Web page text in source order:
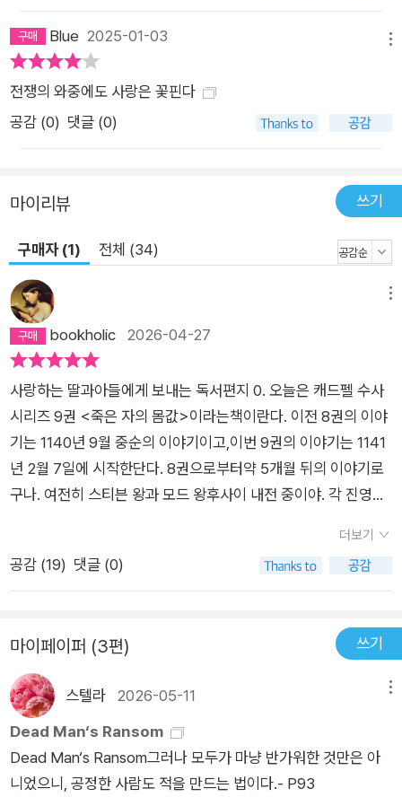
연 그를 거기까지 내몬 옆 사람들과 세상에는 죄가 없는 것일까?
참회한 죄인이 우정과 사랑을 위해 몸을 던졌을지라도 목숨의 대
가는 목숨으로 갚아야 하는가? 한 생명을 떠나보내야만 세상이
더 정의로워지는가? 『죽은 자의 몸값』은 전쟁 속에서도 인간의
존엄성과 사랑이 어떻게 유지될 수 있는지를 질문하는 작품이다.
12세기 잉글랜드는 왕위 계승 문제로 인해 내전 상태에 있었고,
스 피터스는 이러한 역사적 상황을 사실적으로 묘사하면서, 그 속
에서 사람들이 어떻게 서로 대립하고 갈등하면서도 사랑과 평화
를 추구했는지를 짜임새 있는 구성과 활달한 문체로 생생하게 그
려낸다. 캐드펠 수사의 지혜와 따뜻함은 이 작품 속에서 더욱 빛
을 발하며, 전쟁 속에서도 인간적인 가치를 지키는 것이 얼마나
중요한지를 무게감 있게 보여준다.
Blue 2025-01-03
전쟁의 와중에도 사랑은 꽃핀다
공감 (0) 댓글 (0)
마이리뷰 쓰기
구매자 (1) 전체 (34)
bookholic 2026-04-27
사랑하는 딸과아들에게 보내는 독서편지 0. 오늘은 캐드펠 수사
시리즈 9권 <죽은 자의 몸값>이라는책이란다. 이전 8권의 이야
기는 1140년 9월 중순의 이야기이고,이번 9권의 이야기는 1141
년 2월 7일에 시작한단다. 8권으로부터약 5개월 뒤의 이야기로
구나. 여전히 스티븐 왕과 모드 왕후사이 내전 중이야. 각 진영은
간 내전은 점점 격렬해졌어. 행정관들도 전투에참여를 했는데, 그
래서 휴 베링어도 전투에 참여를 했다가 전투에서 돌아왔을 때 행
반대 진영, 그러니까 모드왕후 진영의 누군가가 그를 포로로 붙잡
고 있을 거라 생각했어. 북쪽 지역의 많은 땅을 가지고 있어서귀
네드의 왕이라는 별명을 가지고 있는 오아인 커네드의 동생인 카
드왈라드르가 포로를 잡아 돈을 요구하고 있다는 소문이 있었어.
….그런데 어느날 폴스워스 수녀원에서매그덜린 수녀가 휴 베링
어를 만나러 왔어. 매그덜린 수녀는 캐드펠 수사 시리즈 5권 <세
인트자일스의 나환자>에서나왔던 어바이스라는 사람이 수녀가
더보기
공감 (19) 댓글 (0)
마이페이퍼 (3편) 쓰기
스텔라 2026-05-11
Dead Man‘s Ransom
Dead Man‘s Ransom그러나 모두가 마냥 반가워한 것만은 아
니었으니, 공정한 사람도 적을 만드는 법이다.- P93